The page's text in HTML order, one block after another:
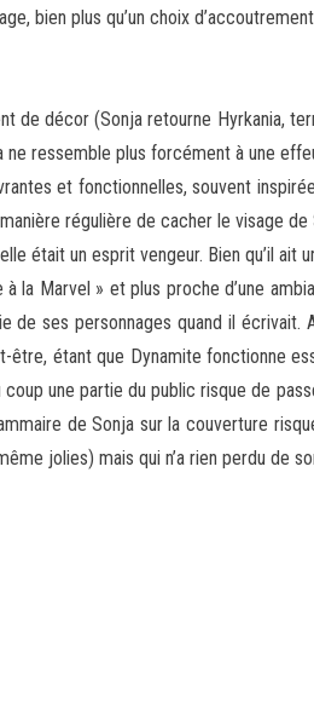
bien plus qu’un choix
décor (Sonja retourne Hyrkania,
ressemble plus forcément à une
et fonctionnelles, souvent
régulière de cacher le visage
était un esprit vengeur. Bien qu’il ait
Marvel » et plus proche d’une
ses personnages quand il
étant que Dynamite fonctionne
une partie du public risque de
de Sonja sur la couverture
jolies) mais qui n’a rien perdu de